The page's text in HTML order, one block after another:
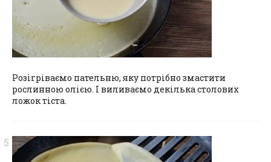
Розігріваємо пательню, яку потрібно змастити
рослинною олією. І виливаємо декілька столових
ложок тіста.